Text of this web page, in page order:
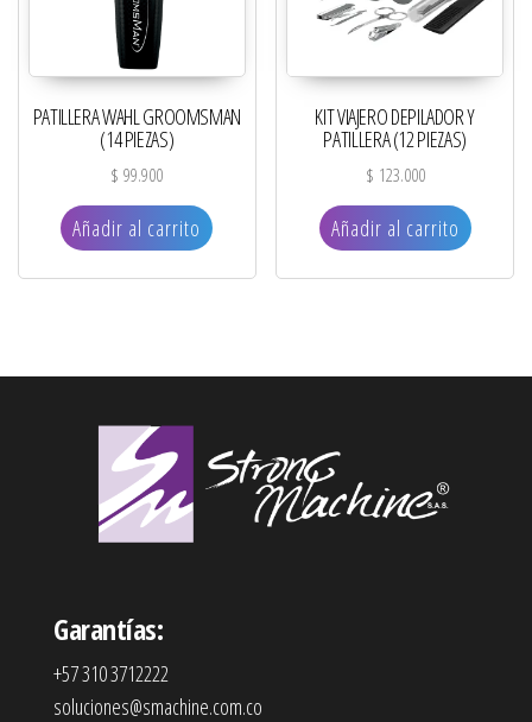
PATILLERA WAHL GROOMSMAN
(14 PIEZAS)
$ 99.900
Añadir al carrito
KIT VIAJERO DEPILADOR Y
PATILLERA (12 PIEZAS)
$ 123.000
Añadir al carrito
Garantías:
+57 310 3712222
soluciones@smachine.com.co